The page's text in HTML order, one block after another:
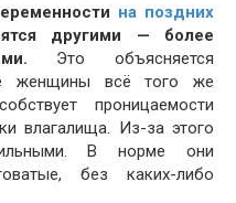
на поздних
другими — более
Это объясняется
женщины всё того же
проницаемости
влагалища. Из-за этого
В норме они
без каких-либо